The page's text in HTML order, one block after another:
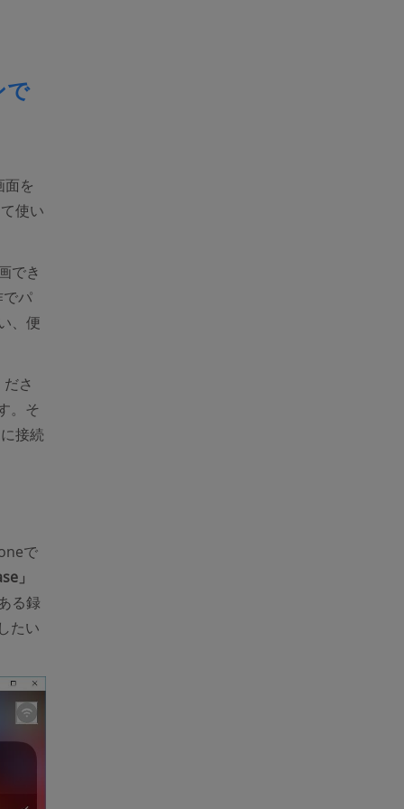
で
を
使い
でき
パ
、便
さ
。そ
接続
で
」
る録
たい